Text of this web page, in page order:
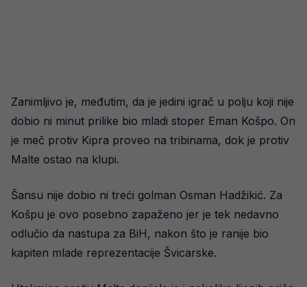
Zanimljivo je, međutim, da je jedini igrač u polju koji nije
dobio ni minut prilike bio mladi stoper Eman Košpo. On
je meč protiv Kipra proveo na tribinama, dok je protiv
Malte ostao na klupi.
Šansu nije dobio ni treći golman Osman Hadžikić. Za
Košpu je ovo posebno zapaženo jer je tek nedavno
odlučio da nastupa za BiH, nakon što je ranije bio
kapiten mlade reprezentacije Švicarske.